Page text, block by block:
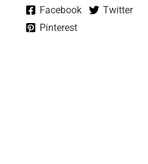
Facebook
Twitter
Pinterest